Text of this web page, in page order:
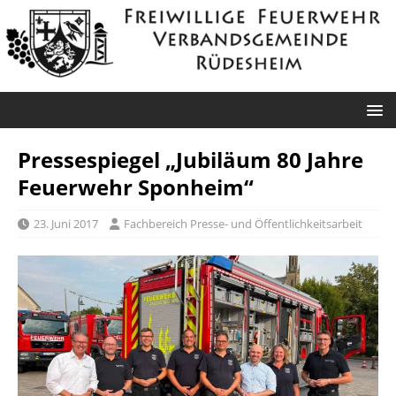
Pressespiegel „Jubiläum 80 Jahre
Feuerwehr Sponheim“
23. Juni 2017 Fachbereich Presse- und Öffentlichkeitsarbeit